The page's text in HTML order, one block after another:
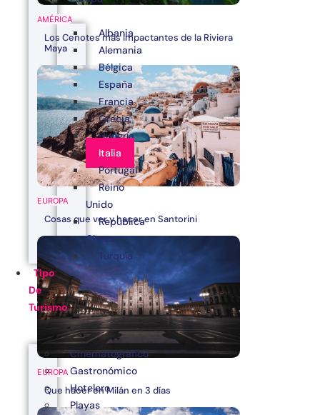
AMÉRICA
Los Cenotes más impactantes de la Riviera
Maya
EUROPA
Cosas que ver y hacer en Santorini
EUROPA
Que hacer en Milán en 3 días
Albania
Alemania
Bélgica
España
Francia
Grecia
Hungría
Italia
Portugal
Reino
Unido
República
Checa
Turquía
Tipo
De
Turismo
Cinematográfico
Gastronómico
Hotelero
Playas